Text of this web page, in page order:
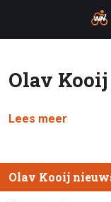
Olav Kooij
Lees meer
Olav Kooij